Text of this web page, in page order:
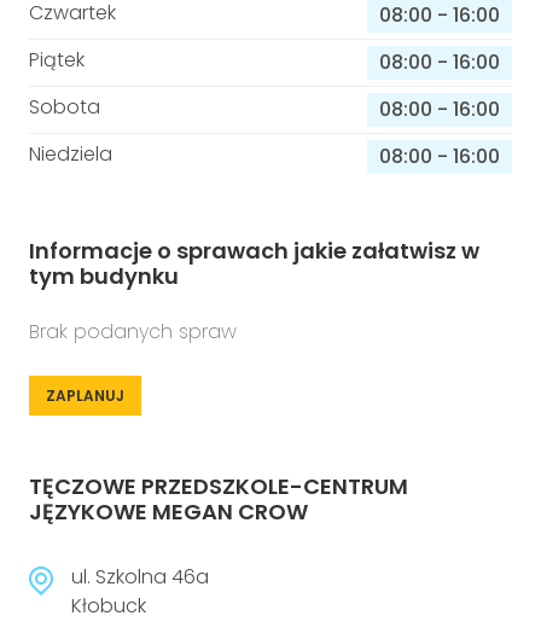
Czwartek
08:00 - 16:00
Piątek
08:00 - 16:00
Sobota
08:00 - 16:00
Niedziela
08:00 - 16:00
Informacje o sprawach jakie załatwisz w
tym budynku
Brak podanych spraw
ZAPLANUJ
TĘCZOWE PRZEDSZKOLE-CENTRUM
JĘZYKOWE MEGAN CROW
ul. Szkolna 46a
Kłobuck